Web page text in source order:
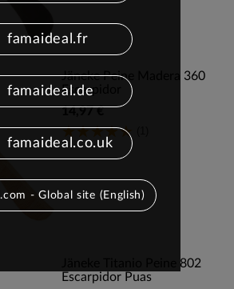
Jäneke Peine Madera 360
Escarpidor
14,97 €
Jäneke Titanio Peine 802
Escarpidor Puas
famaideal.fr
famaideal.de
famaideal.co.uk
- Global site (English)